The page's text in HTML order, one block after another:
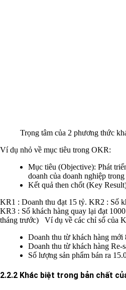
Trọng tâm của 2 phương thức
Ví dụ nhỏ về mục tiêu trong OKR:
Mục tiêu (Objective): Phát
doanh của doanh nghiệp
Kết quả then chốt (Key
KR1 : Doanh thu đạt 15 tỷ. KR2 : Số
KR3 : Số khách hàng quay lại đạt
tháng trước) Ví dụ về các chỉ số của
Doanh thu từ khách hàng mới
Doanh thu từ khách hàng Re-
Số lượng sản phẩm bán ra
2.2.2 Khác biệt trong bản chất